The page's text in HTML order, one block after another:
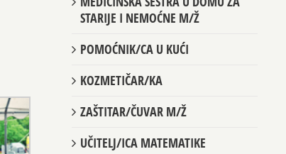
STARIJE I NEMOĆNE M/Ž
POMOĆNIK/CA U KUĆI
KOZMETIČAR/KA
ZAŠTITAR/ČUVAR M/Ž
UČITELJ/ICA MATEMATIKE